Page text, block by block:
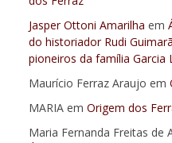
Jasper Ottoni Amarilha em
do historiador Rudi
pioneiros da família Garcia
Maurício Ferraz Araujo em
MARIA em Origem dos
Maria Fernanda Freitas de